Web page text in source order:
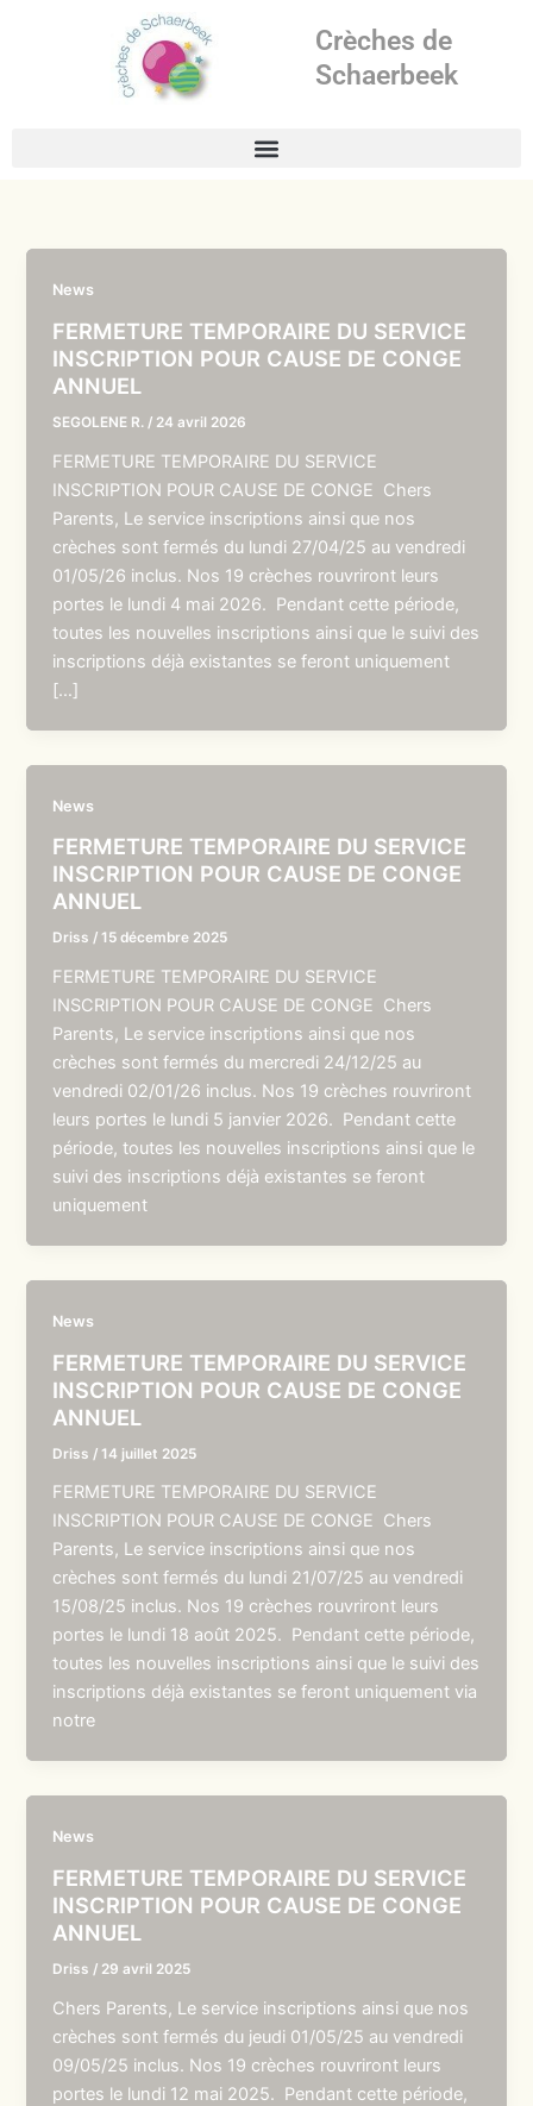
Crèches de
Schaerbeek
News
FERMETURE TEMPORAIRE DU SERVICE
INSCRIPTION POUR CAUSE DE CONGE
ANNUEL
SEGOLENE R. / 24 avril 2026
FERMETURE TEMPORAIRE DU SERVICE
INSCRIPTION POUR CAUSE DE CONGE Chers
Parents, Le service inscriptions ainsi que nos
crèches sont fermés du lundi 27/04/25 au vendredi
01/05/26 inclus. Nos 19 crèches rouvriront leurs
portes le lundi 4 mai 2026. Pendant cette période,
toutes les nouvelles inscriptions ainsi que le suivi des
inscriptions déjà existantes se feront uniquement
[…]
News
FERMETURE TEMPORAIRE DU SERVICE
INSCRIPTION POUR CAUSE DE CONGE
ANNUEL
Driss /15 décembre 2025
FERMETURE TEMPORAIRE DU SERVICE
INSCRIPTION POUR CAUSE DE CONGE Chers
Parents, Le service inscriptions ainsi que nos
crèches sont fermés du mercredi 24/12/25 au
vendredi 02/01/26 inclus. Nos 19 crèches rouvriront
leurs portes le lundi 5 janvier 2026. Pendant cette
période, toutes les nouvelles inscriptions ainsi que le
suivi des inscriptions déjà existantes se feront
uniquement
News
FERMETURE TEMPORAIRE DU SERVICE
INSCRIPTION POUR CAUSE DE CONGE
ANNUEL
Driss /14 juillet 2025
FERMETURE TEMPORAIRE DU SERVICE
INSCRIPTION POUR CAUSE DE CONGE Chers
Parents, Le service inscriptions ainsi que nos
crèches sont fermés du lundi 21/07/25 au vendredi
15/08/25 inclus. Nos 19 crèches rouvriront leurs
portes le lundi 18 août 2025. Pendant cette période,
toutes les nouvelles inscriptions ainsi que le suivi des
inscriptions déjà existantes se feront uniquement via
notre
News
FERMETURE TEMPORAIRE DU SERVICE
INSCRIPTION POUR CAUSE DE CONGE
ANNUEL
Driss / 29 avril 2025
Chers Parents, Le service inscriptions ainsi que nos
crèches sont fermés du jeudi 01/05/25 au vendredi
09/05/25 inclus. Nos 19 crèches rouvriront leurs
portes le lundi 12 mai 2025. Pendant cette période,